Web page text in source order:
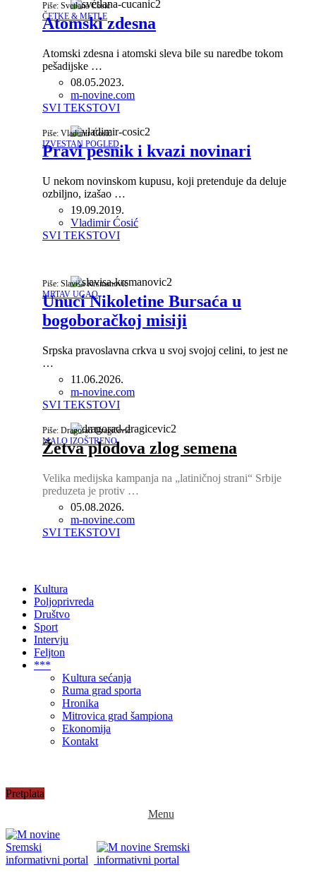
Piše: Svetlana Ćosić
ČETKE & METLE
Atomski zdesna
Atomski zdesna i atomski sleva bile su naredbe tokom
pešadijske …
08.05.2023.
Author
m-novine.com
SVI TEKSTOVI
Piše: Vladimir Ćosić
IZVESTAN POGLED
Pravi pesnik i kvazi novinari
U nekom novinskom kupusu, koji pretenduje da deluje
ozbiljno, izašao …
19.09.2019.
Author
Vladimir Ćosić
SVI TEKSTOVI
Piše: Slaviša Krsmanović
MRTAV UGAO
Unuci Nikoletine Bursaća u
bogoboračkoj misiji
Srpska pravoslavna crkva u svoj svojoj celini, to jest ne
…
11.06.2026.
Author
m-novine.com
SVI TEKSTOVI
Piše: Dragorad Dragičević
MALO IZOŠTRENO
Žetva plodova zlog semena
Velika medijska kampanja na „latiničnoj strani“ Srbije
preduzeta je protiv …
05.08.2026.
Author
m-novine.com
SVI TEKSTOVI
Kultura
Poljoprivreda
Društvo
Sport
Intervju
Feljton
***
Kultura sećanja
Ruma grad sporta
Hronika
Mitrovica grad šampiona
Ekonomija
Kontakt
Pretplata
Menu